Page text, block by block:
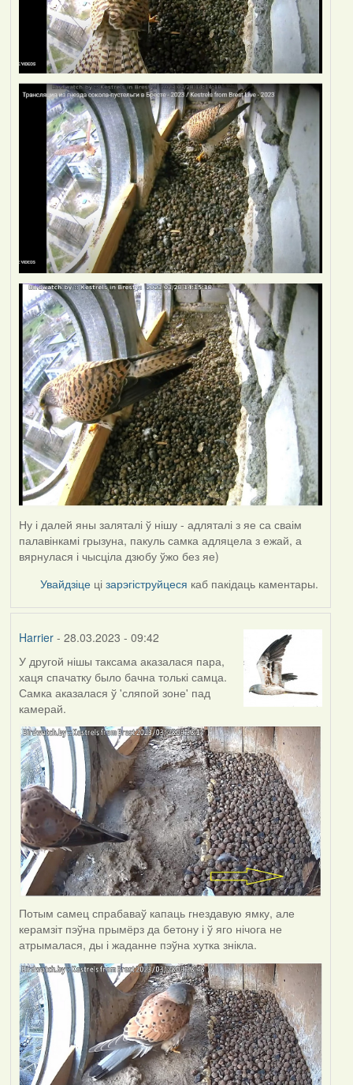
Ну і далей яны заляталі ў нішу - адляталі з яе са сваім
палавінкамі грызуна, пакуль самка адляцела з ежай, а
вярнулася і чысціла дзюбу ўжо без яе)
Увайдзіце цізарэгіструйцеся каб пакідаць каментары.
Harrier- 28.03.2023 - 09:42
У другой нішы таксама аказалася пара,
хаця спачатку было бачна толькі самца.
Самка аказалася ў 'сляпой зоне' пад
камерай.
Потым самец спрабаваў капаць гнездавую ямку, але
керамзіт пэўна прымёрз да бетону і ў яго нічога не
атрымалася, ды і жаданне пэўна хутка знікла.